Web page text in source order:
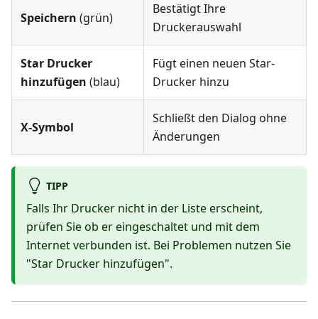
Speichern (grün)
Bestätigt Ihre
Druckerauswahl
Star Drucker
hinzufügen (blau)
Fügt einen neuen Star-
Drucker hinzu
X-Symbol
Schließt den Dialog ohne
Änderungen
TIPP
Falls Ihr Drucker nicht in der Liste erscheint,
prüfen Sie ob er eingeschaltet und mit dem
Internet verbunden ist. Bei Problemen nutzen Sie
"Star Drucker hinzufügen".